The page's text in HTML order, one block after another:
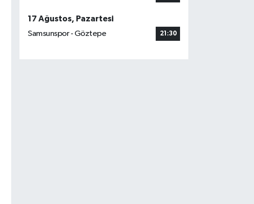
17 Ağustos, Pazartesi
Samsunspor - Göztepe
21:30